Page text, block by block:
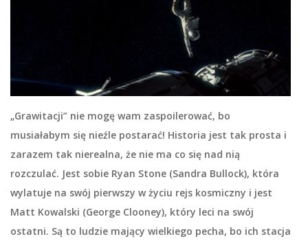
„Grawitacji” nie mogę wam zaspoilerować, bo
musiałabym się nieźle postarać! Historia jest tak prosta i
zarazem tak nierealna, że nie ma co się nad nią
rozczulać. Jest sobie Ryan Stone (Sandra Bullock), która
wylatuje na swój pierwszy w życiu rejs kosmiczny i jest
Matt Kowalski (George Clooney), który leci na swój
ostatni. Są to ludzie mający wielkiego pecha, bo ich stacja